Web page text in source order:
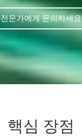
전문가에게 문의하세요
핵심 장점